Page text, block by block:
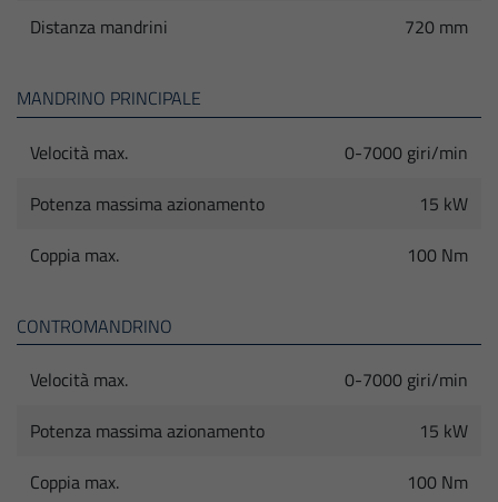
Distanza mandrini
720 mm
MANDRINO PRINCIPALE
Velocità max.
0-7000 giri/min
Potenza massima azionamento
15 kW
Coppia max.
100 Nm
CONTROMANDRINO
Velocità max.
0-7000 giri/min
Potenza massima azionamento
15 kW
Coppia max.
100 Nm